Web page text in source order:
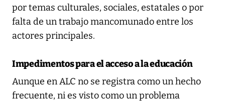
por temas culturales, sociales, estatales o por
falta de un trabajo mancomunado entre los
actores principales.
Impedimentos para el acceso a la educación
Aunque en ALC no se registra como un hecho
frecuente, ni es visto como un problema